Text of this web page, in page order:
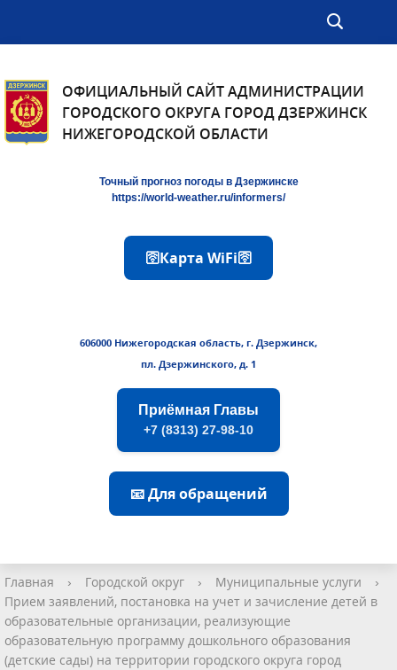
ОФИЦИАЛЬНЫЙ САЙТ АДМИНИСТРАЦИИ
ГОРОДСКОГО ОКРУГА ГОРОД ДЗЕРЖИНСК
НИЖЕГОРОДСКОЙ ОБЛАСТИ
Точный прогноз погоды в Дзержинске
https://world-weather.ru/informers/
🛜Карта WiFi🛜
606000 Нижегородская область, г. Дзержинск,
пл. Дзержинского, д. 1
Приёмная Главы
+7 (8313) 27-98-10
📧 Для обращений
Главная › Городской округ › Муниципальные услуги
›
Прием заявлений, постановка на учет и зачисление детей в
образовательные организации, реализующие
образовательную программу дошкольного образования
(детские сады) на территории городского округа город